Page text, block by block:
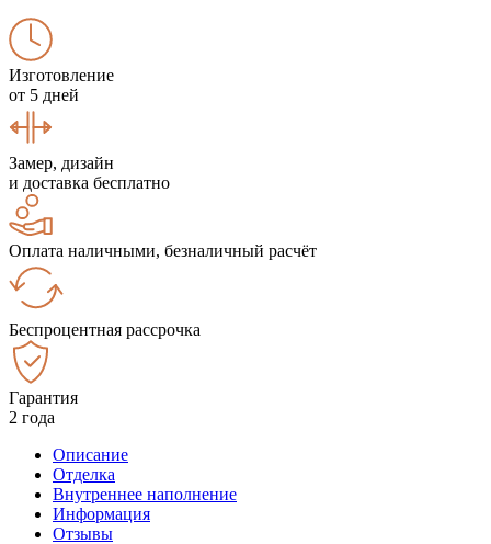
Изготовление
от 5 дней
Замер, дизайн
и доставка бесплатно
Оплата наличными, безналичный расчёт
Беспроцентная рассрочка
Гарантия
2 года
Описание
Отделка
Внутреннее наполнение
Информация
Отзывы